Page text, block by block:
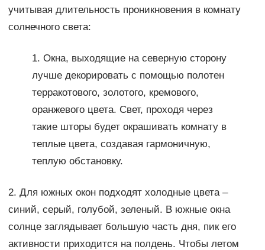
учитывая длительность проникновения в комнату
солнечного света:
1. Окна, выходящие на северную сторону
лучше декорировать с помощью полотен
терракотового, золотого, кремового,
оранжевого цвета. Свет, проходя через
такие шторы будет окрашивать комнату в
теплые цвета, создавая гармоничную,
теплую обстановку.
2. Для южных окон подходят холодные цвета –
синий, серый, голубой, зеленый. В южные окна
солнце заглядывает большую часть дня, пик его
активности приходится на полдень. Чтобы летом